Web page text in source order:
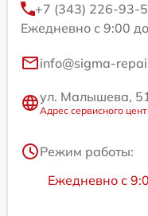
+7 (343) 226-93-
Ежедневно с 9:00
info@sigma-
ул. Малышева,
Адрес сервисного
Режим работы:
Ежедневно с